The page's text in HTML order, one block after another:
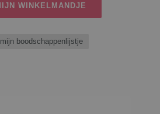
WINKELMANDJE
boodschappenlijstje